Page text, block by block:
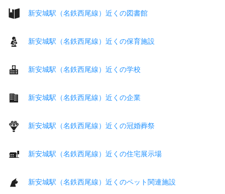
新安城駅（名鉄西尾線）近くの図書館
新安城駅（名鉄西尾線）近くの保育施設
新安城駅（名鉄西尾線）近くの学校
新安城駅（名鉄西尾線）近くの企業
新安城駅（名鉄西尾線）近くの冠婚葬祭
新安城駅（名鉄西尾線）近くの住宅展示場
新安城駅（名鉄西尾線）近くのペット関連施設